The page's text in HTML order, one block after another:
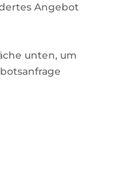
Angebot
unten, um